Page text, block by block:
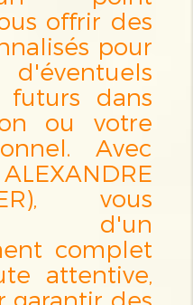
offrir des
pour
futurs dans
ou votre
Avec
vous
d'un
complet
attentive,
garantir des